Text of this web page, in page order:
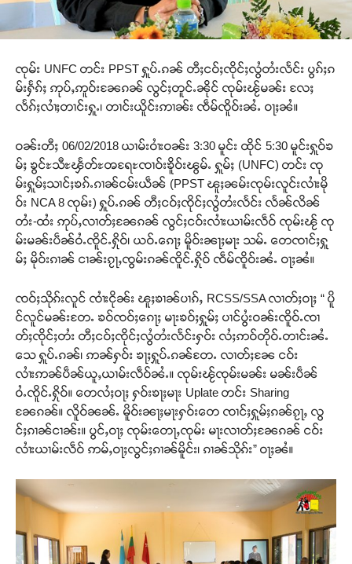
ၸုမ်း UNFC တင်း PPST ႁူပ်ႉၵၼ် တီႈငဝ်ႈၸိုင်ႈလွႆတႆးလႅင်း ပွၵ်ႈၵ
မ်းႁႅၵ်ႈ ဢုပ်ႇဢူဝ်းၼႄၵၼ် လွင်ႈတူင်ႉၼိုင် ၸုမ်းၽႂ်မၼ်း လႄႈ
လႅၵ်ႈလၢႆႈတၢင်းႁူႉ၊ တၢင်းယိူင်းဢၢၼ်း ၸဵမ်ၸိူဝ်းၼႆႉ ဝႃႈၼႆ။
ဝၼ်းတီႈ 06/02/2018 ယၢမ်းဝၢႆးဝၼ်း 3:30 မူင်း ထိုင် 5:30 မူင်းႁူဝ်ၶ
မ်ႈ ၶွင်ႊသီႊၾႅတ်ႊၻရႄႊၸၢဝ်းၶိူဝ်းၽွမ်ႉ ႁူမ်ႈ (UNFC) တင်း ၸု
မ်းႁူမ်ႈသၢင်ႈၶၵ်ႉၵၢၼ်ငမ်းယဵၼ် (PPST ၽူႈၼမ်းၸုမ်းလူင်းလၢႆးမို
ဝ်း NCA 8 ၸုမ်း) ႁူပ်ႉၵၼ် တီႈငဝ်ႈၸိုင်ႈလွႆတႆးလႅင်း လႅၼ်လိၼ်
တႆး-ထႆး ဢုပ်ႇလၢတ်ႈၼႄၵၼ် လွင်ႈငဝ်းလၢႆးယၢမ်းလဵဝ် ၸုမ်းၽႂ် ၸု
မ်းမၼ်းပဵၼ်ဝႆႉၸိူင်ႉႁိုဝ်၊ ယဝ်ႉၵေႃႈ မိူဝ်းၼႃႈမႃး သမ်ႉ တေၸၢင်ႈႁူ
မ်ႈ မိုဝ်းၵၢၼ် ငၢၼ်းၵႂႃႇၸွမ်းၵၼ်ၸိူင်ႉႁိုဝ် ၸဵမ်ၸိူဝ်းၼႆႉ ဝႃႈၼႆ။
ၸဝ်ႈသိုၵ်းလူင် ၸၢႆးငိုၼ်း ၽူႈၶၢၼ်ပၢၵ်ႇ RCSS/SSA လၢတ်ႈဝႃႈ “ ပိူ
င်လူင်မၼ်းတႄႉ ၶဝ်ၸဝ်ႈၵေႃႈ မႃးၶဝ်ႈႁူမ်ႈ ပၢင်ပွႆးဝၼ်းၸိူဝ်ႉၸၢ
တ်ႈၸိုင်ႈတႆး တီႈငဝ်ႈၸိုင်ႈလွႆတႆးလႅင်းႁဝ်း လႆႈဢဝ်တိုဝ်ႉတၢင်းၼႆႉ
သေ ႁူပ်ႉၵၼ်၊ ဢၼ်ႁဝ်း ၶႃႈႁူပ်ႉၵၼ်တႄႉ လၢတ်ႈၼႄ ငဝ်း
လၢႆးဢၼ်ပဵၼ်ယူႇယၢမ်းလဵဝ်ၼႆႉ။ ၸုမ်းၽႂ်ၸုမ်းမၼ်း မၼ်းပဵၼ်
ဝႆႉၸိူင်ႉႁိုဝ်။ တေလႆႈဝႃႈ ႁဝ်းၶႃႈမႃး Uplate တင်း Sharing
ၼႄၵၼ်။ လိူဝ်ၼၼ်ႉ မိူဝ်းၼႃႈမႃးႁဝ်းတေ ၸၢင်ႈႁူမ်ႈၵၼ်ၵႂႃႇ လွ
င်ႈၵၢၼ်ငၢၼ်း။ ပွင်ႇဝႃႈ ၸုမ်းတေႃႇၸုမ်း မႃးလၢတ်ႈၼႄၵၼ် ငဝ်း
လၢႆးယၢမ်းလဵဝ် ဢမ်ႇဝႃႈလွင်ႈၵၢၼ်မိူင်း၊ ၵၢၼ်သိုၵ်း” ဝႃႈၼႆ။